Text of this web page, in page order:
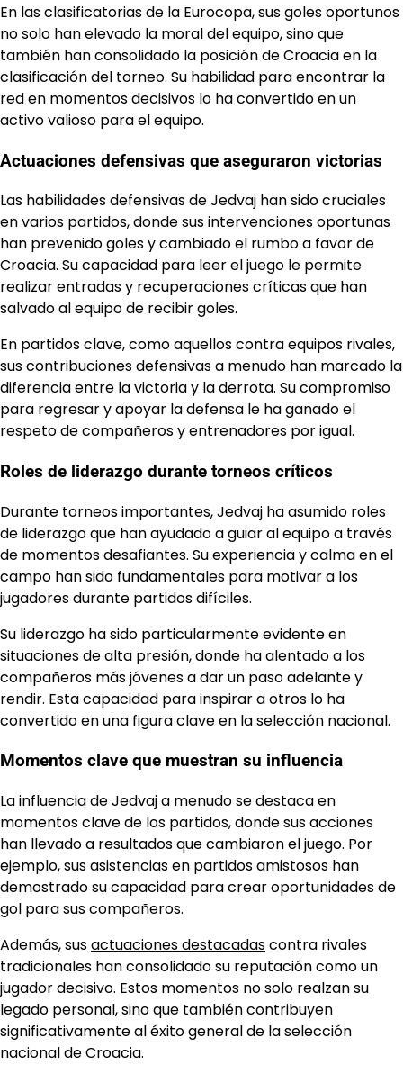
En las clasificatorias de la Eurocopa, sus goles oportunos
no solo han elevado la moral del equipo, sino que
también han consolidado la posición de Croacia en la
clasificación del torneo. Su habilidad para encontrar la
red en momentos decisivos lo ha convertido en un
activo valioso para el equipo.
Actuaciones defensivas que aseguraron victorias
Las habilidades defensivas de Jedvaj han sido cruciales
en varios partidos, donde sus intervenciones oportunas
han prevenido goles y cambiado el rumbo a favor de
Croacia. Su capacidad para leer el juego le permite
realizar entradas y recuperaciones críticas que han
salvado al equipo de recibir goles.
En partidos clave, como aquellos contra equipos rivales,
sus contribuciones defensivas a menudo han marcado la
diferencia entre la victoria y la derrota. Su compromiso
para regresar y apoyar la defensa le ha ganado el
respeto de compañeros y entrenadores por igual.
Roles de liderazgo durante torneos críticos
Durante torneos importantes, Jedvaj ha asumido roles
de liderazgo que han ayudado a guiar al equipo a través
de momentos desafiantes. Su experiencia y calma en el
campo han sido fundamentales para motivar a los
jugadores durante partidos difíciles.
Su liderazgo ha sido particularmente evidente en
situaciones de alta presión, donde ha alentado a los
compañeros más jóvenes a dar un paso adelante y
rendir. Esta capacidad para inspirar a otros lo ha
convertido en una figura clave en la selección nacional.
Momentos clave que muestran su influencia
La influencia de Jedvaj a menudo se destaca en
momentos clave de los partidos, donde sus acciones
han llevado a resultados que cambiaron el juego. Por
ejemplo, sus asistencias en partidos amistosos han
demostrado su capacidad para crear oportunidades de
gol para sus compañeros.
Además, susactuaciones destacadascontra rivales
tradicionales han consolidado su reputación como un
jugador decisivo. Estos momentos no solo realzan su
legado personal, sino que también contribuyen
significativamente al éxito general de la selección
nacional de Croacia.